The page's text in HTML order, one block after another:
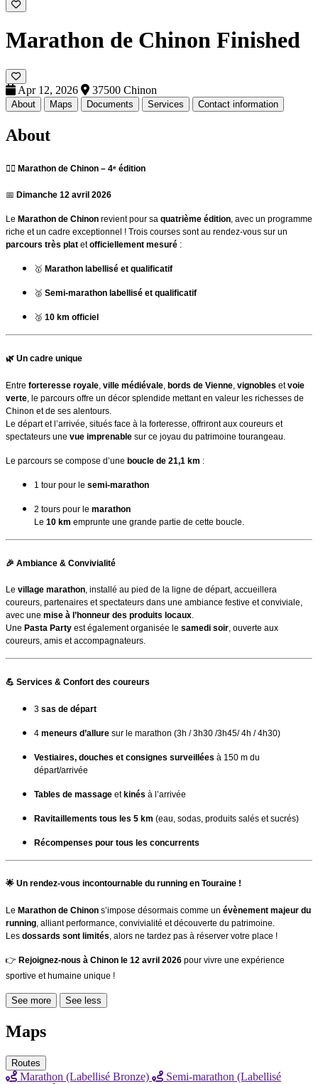
Marathon de Chinon Finished
Apr 12, 2026 37500 Chinon
About Maps Documents Services Contact information
About
🏃‍♂️ Marathon de Chinon – 4ᵉ édition
📅 Dimanche 12 avril 2026
Le Marathon de Chinon revient pour sa quatrième édition, avec un programme
riche et un cadre exceptionnel ! Trois courses sont au rendez-vous sur un
parcours très plat etofficiellement mesuré :
🥇 Marathon labellisé et qualificatif
🥈 Semi-marathon labellisé et qualificatif
🥉 10 km officiel
🌿 Un cadre unique
Entre forteresse royale, ville médiévale, bords de Vienne, vignobles etvoie
verte, le parcours offre un décor splendide mettant en valeur les richesses de
Chinon et de ses alentours.
Le départ et l’arrivée, situés face à la forteresse, offriront aux coureurs et
spectateurs une vue imprenable sur ce joyau du patrimoine tourangeau.
Le parcours se compose d’une boucle de 21,1 km :
1 tour pour le semi-marathon
2 tours pour le marathon
Le 10 km emprunte une grande partie de cette boucle.
🎉 Ambiance & Convivialité
Le village marathon, installé au pied de la ligne de départ, accueillera
coureurs, partenaires et spectateurs dans une ambiance festive et conviviale,
avec une mise à l’honneur des produits locaux.
Une Pasta Party est également organisée le samedi soir, ouverte aux
coureurs, amis et accompagnateurs.
💪 Services & Confort des coureurs
3 sas de départ
4 meneurs d’allure sur le marathon (3h / 3h30 /3h45/ 4h / 4h30)
Vestiaires, douches et consignes surveillées à 150 m du
départ/arrivée
Tables de massage etkinés à l’arrivée
Ravitaillements tous les 5 km (eau, sodas, produits salés et sucrés)
Récompenses pour tous les concurrents
🌟 Un rendez-vous incontournable du running en Touraine !
Le Marathon de Chinon s’impose désormais comme un évènement majeur du
running, alliant performance, convivialité et découverte du patrimoine.
Les dossards sont limités, alors ne tardez pas à réserver votre place !
👉 Rejoignez-nous à Chinon le 12 avril 2026 pour vivre une expérience
sportive et humaine unique !
See more See less
Maps
Routes
Marathon (Labellisé Bronze)
Semi-marathon (Labellisé